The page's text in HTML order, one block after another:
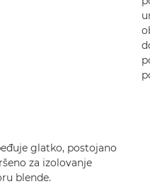
glatko, postojano
za izolovanje
blende.